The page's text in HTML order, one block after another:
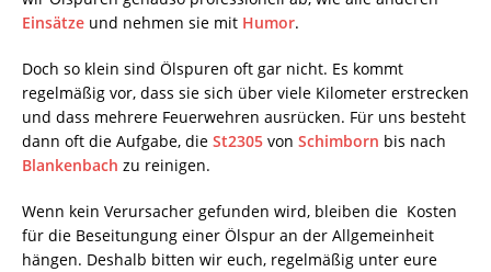
Einsätze und nehmen sie mit Humor.
Doch so klein sind Ölspuren oft gar nicht. Es kommt
regelmäßig vor, dass sie sich über viele Kilometer erstrecken
und dass mehrere Feuerwehren ausrücken. Für uns besteht
dann oft die Aufgabe, die St2305 von Schimborn bis nach
Blankenbach zu reinigen.
Wenn kein Verursacher gefunden wird, bleiben die Kosten
für die Beseitungung einer Ölspur an der Allgemeinheit
hängen. Deshalb bitten wir euch, regelmäßig unter eure